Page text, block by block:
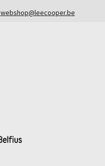
webshop@leecooper.be